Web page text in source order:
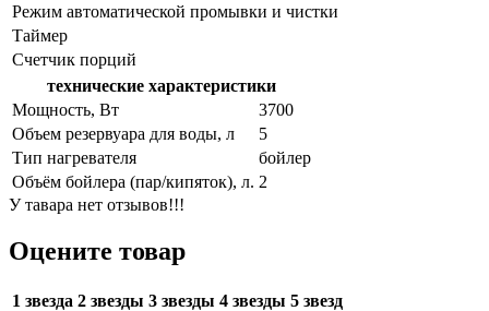
Режим автоматической промывки и чистки
Таймер
Счетчик порций
технические характеристики
Мощность, Вт
3700
Объем резервуара для воды, л
5
Тип нагревателя
бойлер
Объём бойлера (пар/кипяток), л. 2
У тавара нет отзывов!!!
Оцените товар
1 звезда 2 звезды 3 звезды 4 звезды 5 звезд